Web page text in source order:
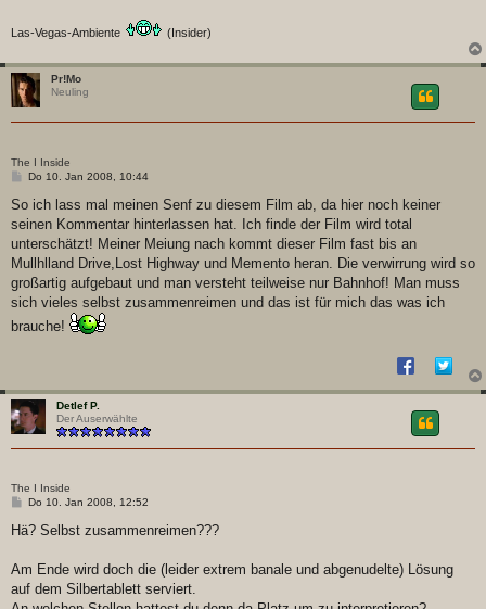
Las-Vegas-Ambiente (Insider)
Pr!Mo
Neuling
The I Inside
B
i
r
a
Do 10. Jan 2008, 10:44
So ich lass mal meinen Senf zu diesem Film ab, da hier noch keiner
seinen Kommentar hinterlassen hat. Ich finde der Film wird total
unterschätzt! Meiner Meiung nach kommt dieser Film fast bis an
Mullhlland Drive,Lost Highway und Memento heran. Die verwirrung wird so
großartig aufgebaut und man versteht teilweise nur Bahnhof! Man muss
sich vieles selbst zusammenreimen und das ist für mich das was ich
brauche!
Detlef P.
Der Auserwählte
The I Inside
B
i
a
Do 10. Jan 2008, 12:52
Hä? Selbst zusammenreimen???
Am Ende wird doch die (leider extrem banale und abgenudelte) Lösung
auf dem Silbertablett serviert.